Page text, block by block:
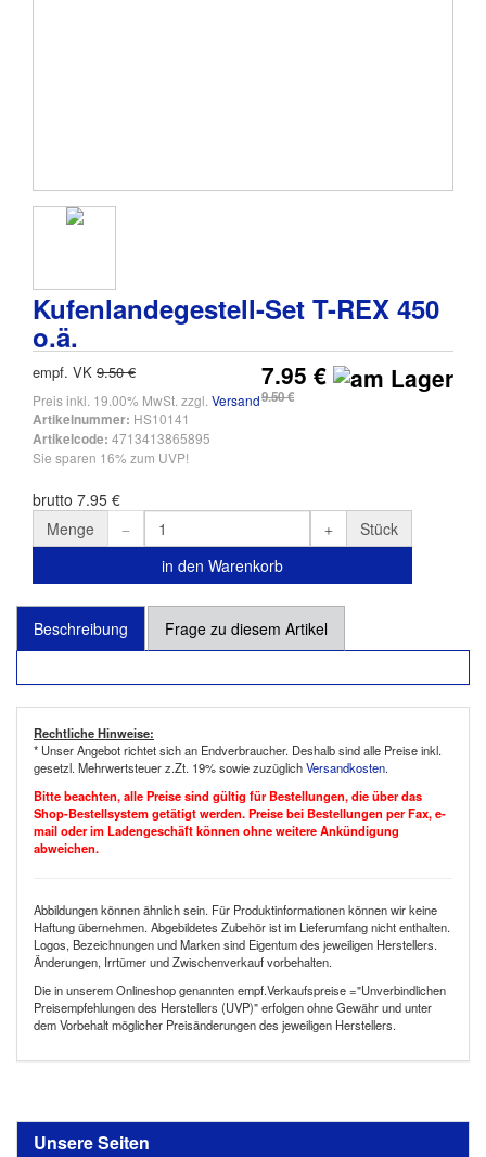
Kufenlandegestell-Set T-REX 450
o.ä.
empf. VK 9.50 €
Preis inkl. 19.00% MwSt. zzgl. Versand
Artikelnummer: HS10141
Artikelcode: 4713413865895
Sie sparen 16% zum UVP!
7.95 €
9.50 €
brutto 7.95 €
Menge
Stück
in den Warenkorb
Beschreibung Frage zu diesem Artikel
Rechtliche Hinweise:
* Unser Angebot richtet sich an Endverbraucher. Deshalb sind alle Preise inkl.
gesetzl. Mehrwertsteuer z.Zt. 19% sowie zuzüglichVersandkosten.
Bitte beachten, alle Preise sind gültig für Bestellungen, die über das
Shop-Bestellsystem getätigt werden. Preise bei Bestellungen per Fax, e-
mail oder im Ladengeschäft können ohne weitere Ankündigung
abweichen.
Abbildungen können ähnlich sein. Für Produktinformationen können wir keine
Haftung übernehmen. Abgebildetes Zubehör ist im Lieferumfang nicht enthalten.
Logos, Bezeichnungen und Marken sind Eigentum des jeweiligen Herstellers.
Änderungen, Irrtümer und Zwischenverkauf vorbehalten.
Die in unserem Onlineshop genannten empf.Verkaufspreise ="Unverbindlichen
Preisempfehlungen des Herstellers (UVP)" erfolgen ohne Gewähr und unter
dem Vorbehalt möglicher Preisänderungen des jeweiligen Herstellers.
Unsere Seiten